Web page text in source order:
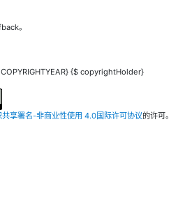
。
{$ copyrightHolder}
共享署名-非商业性使用 4.0国际许可协议的许可。